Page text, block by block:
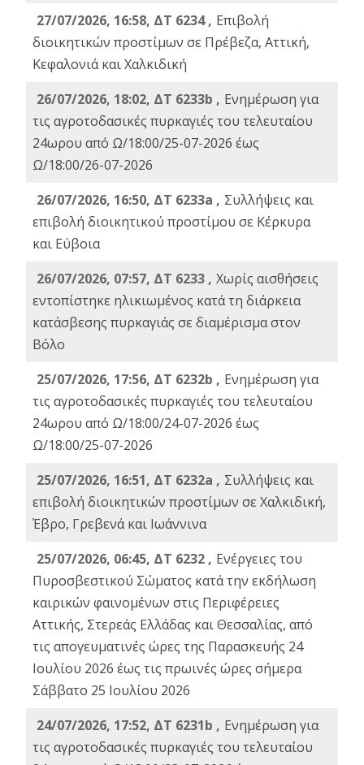
27/07/2026, 16:58, ΔΤ 6234 , Eπιβολή
διοικητικών προστίμων σε Πρέβεζα, Αττική,
Κεφαλονιά και Χαλκιδική
26/07/2026, 18:02, ΔΤ 6233b , Ενημέρωση για
τις αγροτοδασικές πυρκαγιές του τελευταίου
24ωρου από Ω/18:00/25-07-2026 έως
Ω/18:00/26-07-2026
26/07/2026, 16:50, ΔΤ 6233a , Συλλήψεις και
επιβολή διοικητικού προστίμου σε Κέρκυρα
και Εύβοια
26/07/2026, 07:57, ΔΤ 6233 , Χωρίς αισθήσεις
εντοπίστηκε ηλικιωμένος κατά τη διάρκεια
κατάσβεσης πυρκαγιάς σε διαμέρισμα στον
Βόλο
25/07/2026, 17:56, ΔΤ 6232b , Ενημέρωση για
τις αγροτοδασικές πυρκαγιές του τελευταίου
24ωρου από Ω/18:00/24-07-2026 έως
Ω/18:00/25-07-2026
25/07/2026, 16:51, ΔΤ 6232a , Συλλήψεις και
επιβολή διοικητικών προστίμων σε Χαλκιδική,
Έβρο, Γρεβενά και Ιωάννινα
25/07/2026, 06:45, ΔΤ 6232 , Ενέργειες του
Πυροσβεστικού Σώματος κατά την εκδήλωση
καιρικών φαινομένων στις Περιφέρειες
Αττικής, Στερεάς Ελλάδας και Θεσσαλίας, από
τις απογευματινές ώρες της Παρασκευής 24
Ιουλίου 2026 έως τις πρωινές ώρες σήμερα
Σάββατο 25 Ιουλίου 2026
24/07/2026, 17:52, ΔΤ 6231b , Ενημέρωση για
τις αγροτοδασικές πυρκαγιές του τελευταίου